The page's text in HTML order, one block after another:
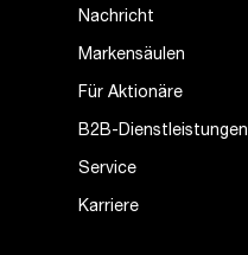
Nachricht
Markensäulen
Für Aktionäre
B2B-Dienstleistungen
Service
Karriere